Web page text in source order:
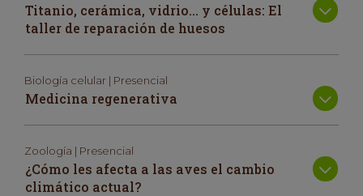
Titanio, cerámica, vidrio… y células: El
taller de reparación de huesos
Biología celular | Presencial
Medicina regenerativa
Zoología | Presencial
¿Cómo les afecta a las aves el cambio
climático actual?